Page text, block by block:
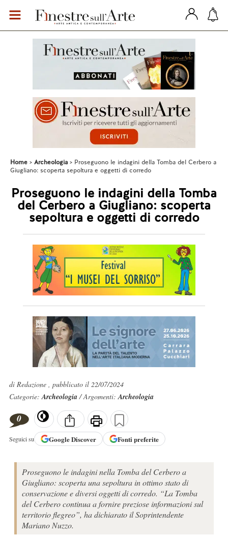
Home Archeologia
Proseguono le indagini della Tomba del Cerbero a
Giugliano: scoperta sepoltura e oggetti di corredo
Proseguono le indagini della Tomba
del Cerbero a Giugliano: scoperta
sepoltura e oggetti di corredo
di Redazione , pubblicato il 22/07/2024
Categorie:Archeologia/ Argomenti:Archeologia
0
Seguici su GoogleDiscover Fonti preferite
Proseguono le indagini nella Tomba del Cerbero a
Giugliano: scoperta una sepoltura in ottimo stato di
conservazione e diversi oggetti di corredo. “La Tomba
del Cerbero continua a fornire preziose informazioni sul
territorio flegreo”, ha dichiarato il Soprintendente
Mariano Nuzzo.